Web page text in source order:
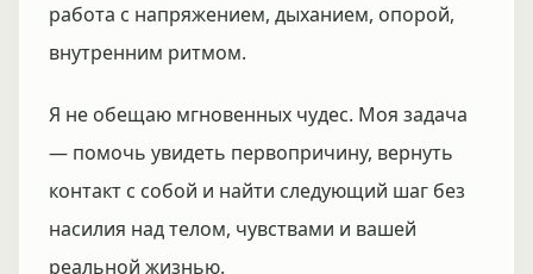
работа с напряжением, дыханием, опорой,
внутренним ритмом.
Я не обещаю мгновенных чудес. Моя задача
— помочь увидеть первопричину, вернуть
контакт с собой и найти следующий шаг без
насилия над телом, чувствами и вашей
реальной жизнью.